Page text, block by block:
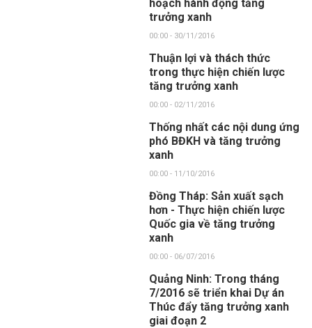
hoạch hành động tăng
trưởng xanh
00:00 - 30/11/2016
Thuận lợi và thách thức
trong thực hiện chiến lược
tăng trưởng xanh
00:00 - 02/11/2016
Thống nhất các nội dung ứng
phó BĐKH và tăng trưởng
xanh
00:00 - 11/10/2016
Đồng Tháp: Sản xuất sạch
hơn - Thực hiện chiến lược
Quốc gia về tăng trưởng
xanh
00:00 - 06/07/2016
Quảng Ninh: Trong tháng
7/2016 sẽ triển khai Dự án
Thúc đẩy tăng trưởng xanh
giai đoạn 2